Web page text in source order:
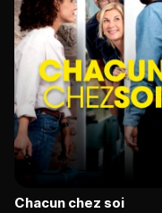
Chacun chez soi